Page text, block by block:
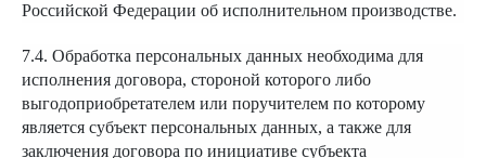
Российской Федерации об исполнительном производстве.
7.4. Обработка персональных данных необходима для
исполнения договора, стороной которого либо
выгодоприобретателем или поручителем по которому
является субъект персональных данных, а также для
заключения договора по инициативе субъекта